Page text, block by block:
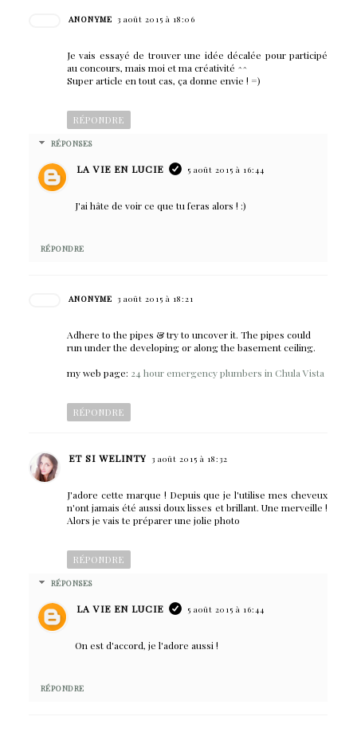
ANONYME 3 août 2015 à 18:06
Je vais essayé de trouver une idée décalée pour participé
au concours, mais moi et ma créativité ^^
Super article en tout cas, ça donne envie ! =)
RÉPONDRE
RÉPONSES
LA VIE EN LUCIE 5 août 2015 à 16:44
J'ai hâte de voir ce que tu feras alors ! :)
RÉPONDRE
ANONYME 3 août 2015 à 18:21
Adhere to the pipes & try to uncover it. The pipes could
run under the developing or along the basement ceiling.
my web page: 24 hour emergency plumbers in Chula Vista
RÉPONDRE
ET SI WELINTY 3 août 2015 à 18:32
J'adore cette marque ! Depuis que je l'utilise mes cheveux
n'ont jamais été aussi doux lisses et brillant. Une merveille !
Alors je vais te préparer une jolie photo
RÉPONDRE
RÉPONSES
LA VIE EN LUCIE 5 août 2015 à 16:44
On est d'accord, je l'adore aussi !
RÉPONDRE